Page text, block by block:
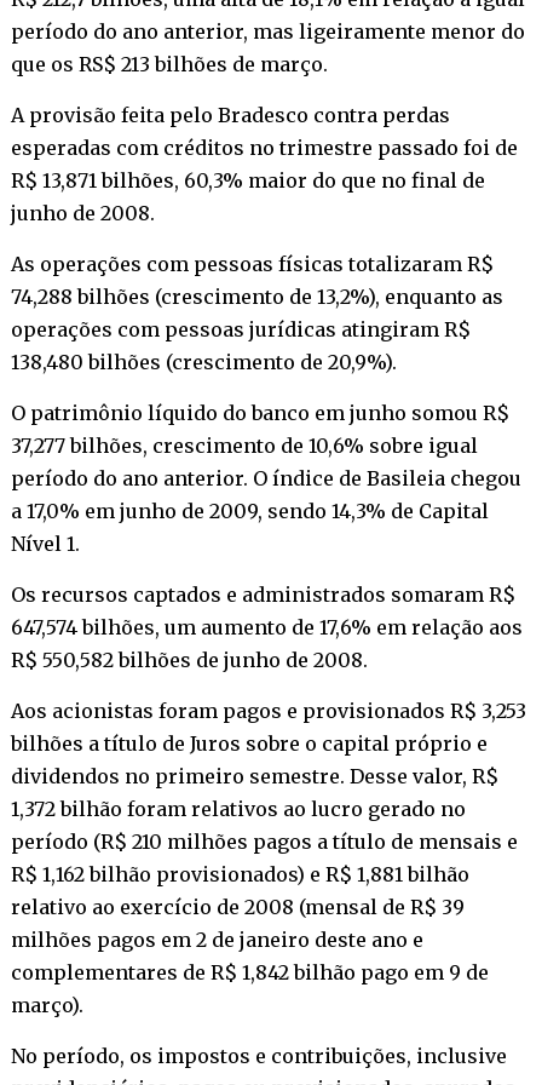
período do ano anterior, mas ligeiramente menor do
que os RS$ 213 bilhões de março.
A provisão feita pelo Bradesco contra perdas
esperadas com créditos no trimestre passado foi de
R$ 13,871 bilhões, 60,3% maior do que no final de
junho de 2008.
As operações com pessoas físicas totalizaram R$
74,288 bilhões (crescimento de 13,2%), enquanto as
operações com pessoas jurídicas atingiram R$
138,480 bilhões (crescimento de 20,9%).
O patrimônio líquido do banco em junho somou R$
37,277 bilhões, crescimento de 10,6% sobre igual
período do ano anterior. O índice de Basileia chegou
a 17,0% em junho de 2009, sendo 14,3% de Capital
Nível 1.
Os recursos captados e administrados somaram R$
647,574 bilhões, um aumento de 17,6% em relação aos
R$ 550,582 bilhões de junho de 2008.
Aos acionistas foram pagos e provisionados R$ 3,253
bilhões a título de Juros sobre o capital próprio e
dividendos no primeiro semestre. Desse valor, R$
1,372 bilhão foram relativos ao lucro gerado no
período (R$ 210 milhões pagos a título de mensais e
R$ 1,162 bilhão provisionados) e R$ 1,881 bilhão
relativo ao exercício de 2008 (mensal de R$ 39
milhões pagos em 2 de janeiro deste ano e
complementares de R$ 1,842 bilhão pago em 9 de
março).
No período, os impostos e contribuições, inclusive